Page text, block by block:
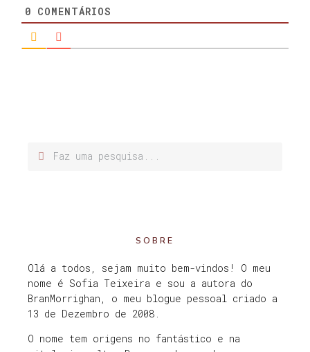
0 COMENTÁRIOS
SOBRE
Olá a todos, sejam muito bem-vindos! O meu
nome é Sofia Teixeira e sou a autora do
BranMorrighan, o meu blogue pessoal criado a
13 de Dezembro de 2008.
O nome tem origens no fantástico e na